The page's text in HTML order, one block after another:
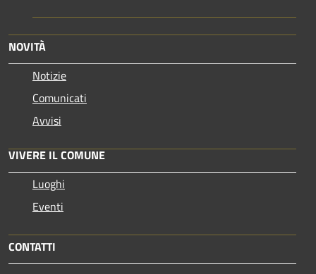
NOVITÀ
Notizie
Comunicati
Avvisi
VIVERE IL COMUNE
Luoghi
Eventi
CONTATTI